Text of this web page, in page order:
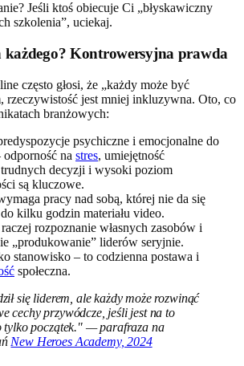
Jeśli ktoś obiecuje Ci „błyskawiczny
szkolenia”, uciekaj.
Kontrowersyjna prawda
często głosi, że „każdy może być
rzeczywistość jest mniej inkluzywna. Oto, co
branżowych:
psychiczne i emocjonalne do
na stres, umiejętność
decyzji i wysoki poziom
są kluczowe.
pracy nad sobą, której nie da się
kilku godzin materiału video.
rozpoznanie własnych zasobów i
„produkowanie” liderów seryjnie.
stanowisko – to codzienna postawa i
społeczna.
się liderem, ale każdy może rozwinąć
cechy przywódcze, jeśli jest na to
tylko początek." — parafraza na
New Heroes Academy, 2024